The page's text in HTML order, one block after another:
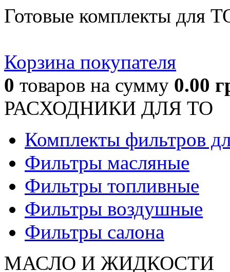
Готовые комплекты для
Корзина покупателя
0 товаров на сумму 0.00
РАСХОДНИКИ ДЛЯ ТО
Комплекты фильтров
Фильтры масляные
Фильтры топливные
Фильтры воздушные
Фильтры салона
МАСЛО И ЖИДКОCТИ